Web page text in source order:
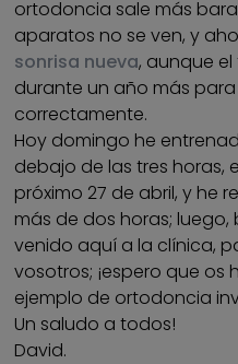
ortodoncia sale más
aparatos no se ven, y
sonrisa nueva, aunque
durante un año más
correctamente.
Hoy domingo he
debajo de las tres horas,
próximo 27 de abril, y he
más de dos horas;
venido aquí a la clínica,
vosotros; ¡espero que
ejemplo de ortodoncia
Un saludo a todos!
David.